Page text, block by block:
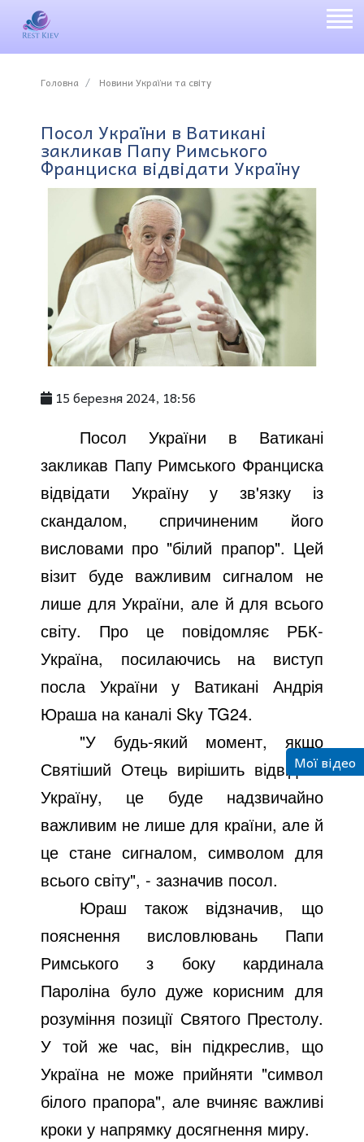
Головна Новини України та світу
Посол України в Ватикані
закликав Папу Римського
Франциска відвідати Україну
15 березня 2024, 18:56
Посол України в Ватикані
закликав Папу Римського Франциска
відвідати Україну у зв'язку із
скандалом, спричиненим його
висловами про "білий прапор". Цей
візит буде важливим сигналом не
лише для України, але й для всього
світу. Про це повідомляє РБК-
Україна, посилаючись на виступ
посла України у Ватикані Андрія
Юраша на каналі Sky TG24.
"У будь-який момент, якщо
Святіший Отець вирішить відвідати
Україну, це буде надзвичайно
важливим не лише для країни, але й
це стане сигналом, символом для
всього світу", - зазначив посол.
Юраш також відзначив, що
пояснення висловлювань Папи
Римського з боку кардинала
Пароліна було дуже корисним для
розуміння позиції Святого Престолу.
У той же час, він підкреслив, що
Україна не може прийняти "символ
білого прапора", але вчиняє важливі
кроки у напрямку досягнення миру.
Мої відео